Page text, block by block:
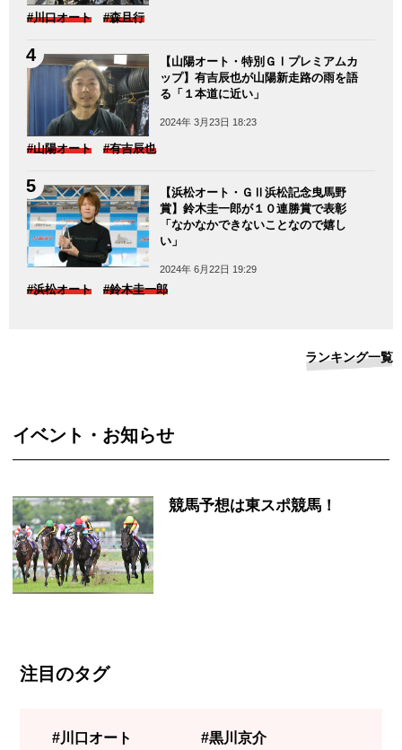
#川口オート #森且行
【山陽オート・特別ＧⅠプレミアムカ
ップ】有吉辰也が山陽新走路の雨を語
る「１本道に近い」
2024年 3月23日 18:23
#山陽オート #有吉辰也
【浜松オート・ＧⅡ浜松記念曳馬野
賞】鈴木圭一郎が１０連勝賞で表彰
「なかなかできないことなので嬉し
い」
2024年 6月22日 19:29
#浜松オート #鈴木圭一郎
ランキング一覧
イベント・お知らせ
競馬予想は東スポ競馬！
注目のタグ
#川口オート #黒川京介